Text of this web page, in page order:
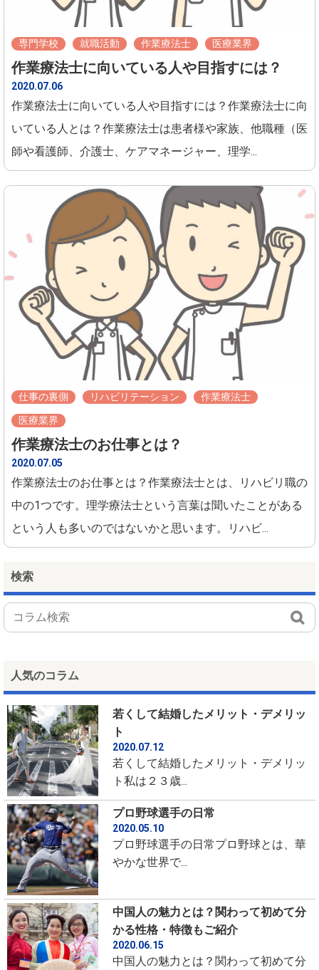
専門学校 就職活動 作業療法士 医療業界
作業療法士に向いている人や目指すには？
2020.07.06
作業療法士に向いている人や目指すには？作業療法士に向
いている人とは？作業療法士は患者様や家族、他職種（医
師や看護師、介護士、ケアマネージャー、理学...
仕事の裏側 リハビリテーション 作業療法士
医療業界
作業療法士のお仕事とは？
2020.07.05
作業療法士のお仕事とは？作業療法士とは、リハビリ職の
中の1つです。理学療法士という言葉は聞いたことがある
という人も多いのではないかと思います。リハビ...
検索
人気のコラム
若くして結婚したメリット・デメリッ
ト
2020.07.12
若くして結婚したメリット・デメリッ
ト私は２３歳...
プロ野球選手の日常
2020.05.10
プロ野球選手の日常プロ野球とは、華
やかな世界で...
中国人の魅力とは？関わって初めて分
かる性格・特徴もご紹介
2020.06.15
中国人の魅力とは？関わって初めて分